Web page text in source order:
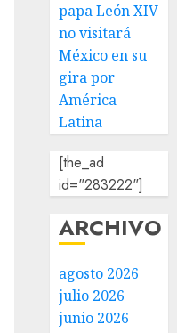
papa León XIV
no visitará
México en su
gira por
América
Latina
[the_ad
id="283222"]
ARCHIVO
agosto 2026
julio 2026
junio 2026